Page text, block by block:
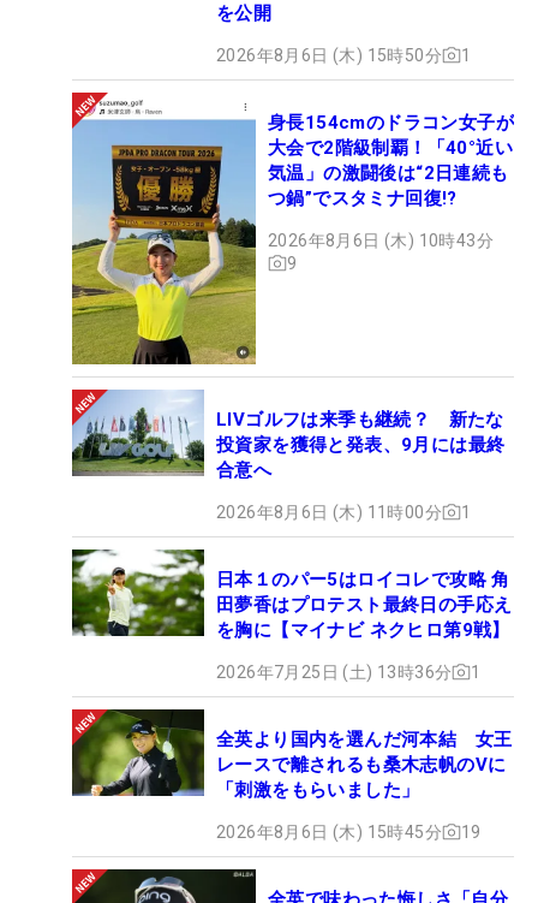
を公開
2026年8月6日 (木) 15時50分 1
身長154cmのドラコン女子が
大会で2階級制覇！「40°近い
気温」の激闘後は“2日連続も
つ鍋”でスタミナ回復!?
2026年8月6日 (木) 10時43分
9
LIVゴルフは来季も継続？ 新たな
投資家を獲得と発表、9月には最終
合意へ
2026年8月6日 (木) 11時00分 1
日本１のパー5はロイコレで攻略 角
田夢香はプロテスト最終日の手応え
を胸に【マイナビ ネクヒロ第9戦】
2026年7月25日 (土) 13時36分 1
全英より国内を選んだ河本結 女王
レースで離されるも桑木志帆のVに
「刺激をもらいました」
2026年8月6日 (木) 15時45分 19